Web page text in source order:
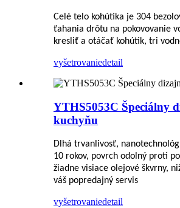
Celé telo kohútika je 304
ťahania drôtu na pokovovanie
kresliť a otáčať kohútik, tri
vyšetrovaniedetail
YTHS5053C Špeciálny
kuchyňu
Dlhá trvanlivosť,
10 rokov, povrch odolný proti
žiadne visiace olejové škvrny,
váš popredajný servis
vyšetrovaniedetail